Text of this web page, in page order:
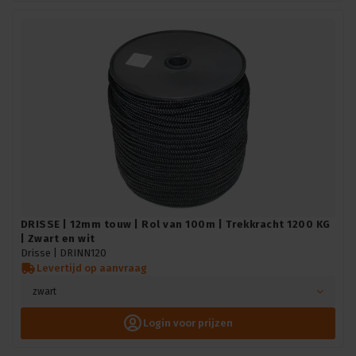
DRISSE | 12mm touw | Rol van 100m | Trekkracht 1200 KG
| Zwart en wit
Drisse |
DRINN120
Levertijd op aanvraag
zwart
Login voor prijzen